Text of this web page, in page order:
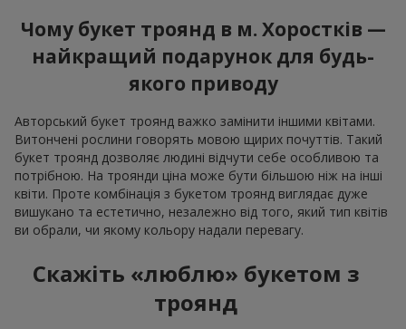
Чому букет троянд в м. Хоростків —
найкращий подарунок для будь-
якого приводу
Авторський букет троянд важко замінити іншими квітами.
Витончені рослини говорять мовою щирих почуттів. Такий
букет троянд дозволяє людині відчути себе особливою та
потрібною. На троянди ціна може бути більшою ніж на інші
квіти. Проте комбінація з букетом троянд виглядає дуже
вишукано та естетично, незалежно від того, який тип квітів
ви обрали, чи якому кольору надали перевагу.
Скажіть «люблю» букетом з
троянд